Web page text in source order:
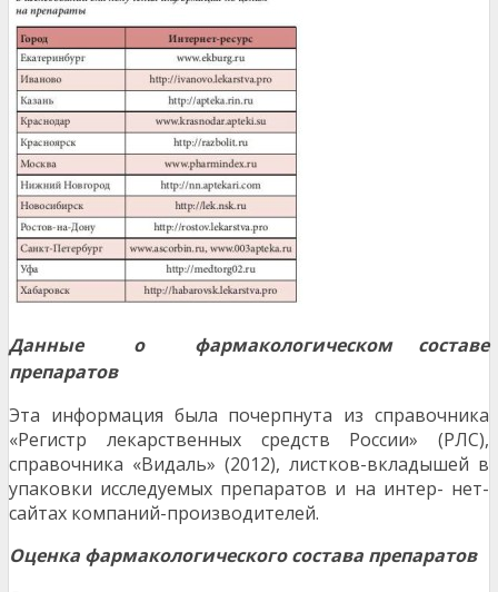
Данные о фармакологическом составе
препаратов
Эта информация была почерпнута из справочника
«Регистр лекарственных средств России» (РЛС),
справочника «Видаль» (2012), листков-вкладышей в
упаковки исследуемых препаратов и на интер- нет-
сайтах компаний-производителей.
Оценка фармакологического состава препаратов